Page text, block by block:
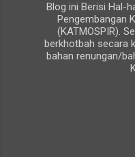
Blog ini Berisi Hal-
Pengembangan
(KATMOSPIR).
berkhotbah secara
bahan renungan/